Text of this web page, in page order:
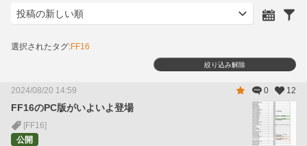
選択されたタグ:FF16
絞り込み解除
2024/08/20 14:59 0 12
FF16のPC版がいよいよ登場
[FF16]
公開